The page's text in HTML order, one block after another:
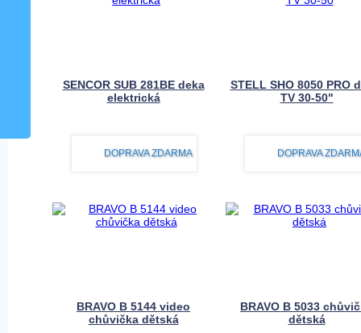
SENCOR SUB 281BE deka
elektrická
STELL SHO 8050 PRO
TV 30-50"
DOPRAVA ZDARMA
BRAVO B 5144 video
chůvička dětská
DOPRAVA
BRAVO B 5033
dětská